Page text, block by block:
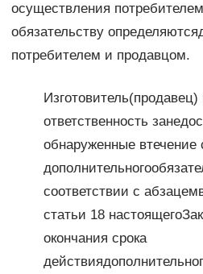
осуществления
обязательству
потребителем и продавцом.
Изготовитель(продавец)
ответственность
обнаруженные втечение
соответствии с
статьи 18
окончания срока